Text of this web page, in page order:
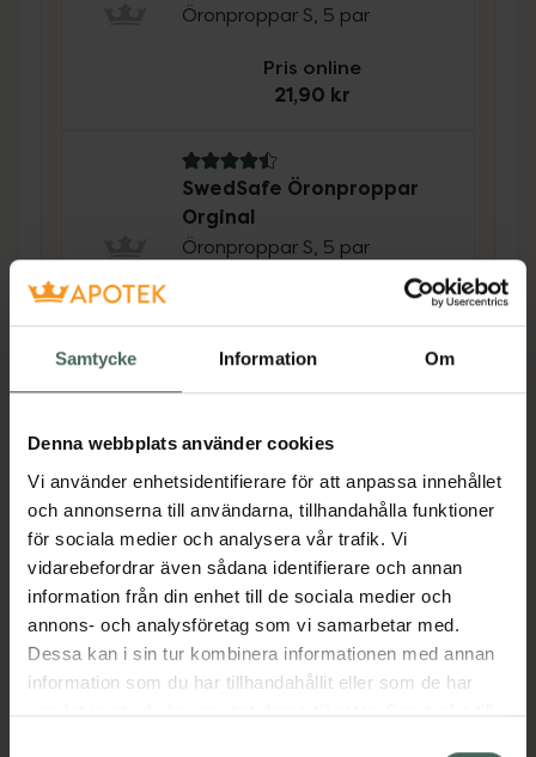
Samtycke Information Om
Denna webbplats använder cookies
Vi använder enhetsidentifierare för att anpassa innehållet
och annonserna till användarna, tillhandahålla funktioner
för sociala medier och analysera vår trafik. Vi
vidarebefordrar även sådana identifierare och annan
information från din enhet till de sociala medier och
annons- och analysföretag som vi samarbetar med.
Dessa kan i sin tur kombinera informationen med annan
information som du har tillhandahållit eller som de har
samlat in när du har använt deras tjänster. Samtycke till
Öronproppar S, 5 par
Pris online
21,90 kr
4.5 av 5 i omdöme
SwedSafe Öronproppar
Orginal
Öronproppar S, 5 par
19,90 kr
Beskrivning Dölj
Propp med unik design, kombinerar hög
dämpning med maximal komfort genom
urtag i bakkant. Underlättar också insättning
och urtag.Utmärkt när du vill avskärma dig